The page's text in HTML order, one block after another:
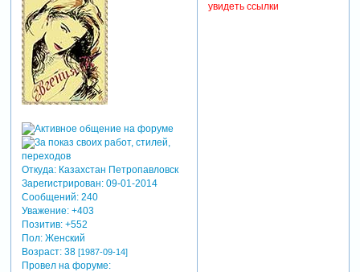
Откуда:Казахстан Петропавловск
Зарегистрирован: 09-01-2014
Сообщений:240
Уважение: +403
Позитив: +552
Пол:Женский
Возраст:38 [1987-09-14]
Провел на форуме:
увидеть ссылки